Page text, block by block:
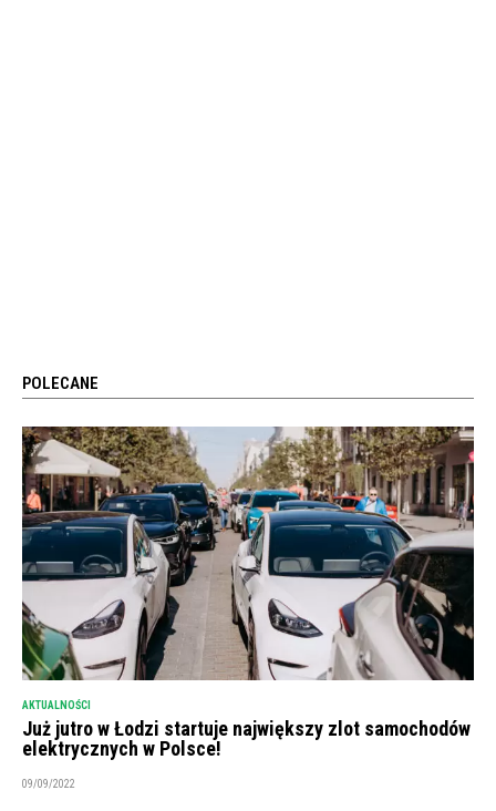
POLECANE
AKTUALNOŚCI
Już jutro w Łodzi startuje największy zlot samochodów
elektrycznych w Polsce!
09/09/2022